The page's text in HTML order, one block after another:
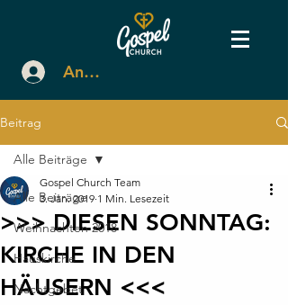
Anmelden
Beitrag
Alle Beiträge
Weihnachten 2018
Hauskirche
Nachtgebet
Alle Beiträge
>>> DIESEN SONNTAG:
KIRCHE IN DEN
HÄUSERN <<<
Gospel Church Team
3. Jan. 2019 1 Min. Lesezeit